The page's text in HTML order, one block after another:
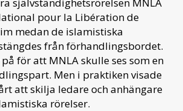
pour la Libération de
medan de islamistiska
från förhandlingsbordet.
för att MNLA skulle ses som en
Men i praktiken visade
att skilja ledare och anhängare
rörelser.